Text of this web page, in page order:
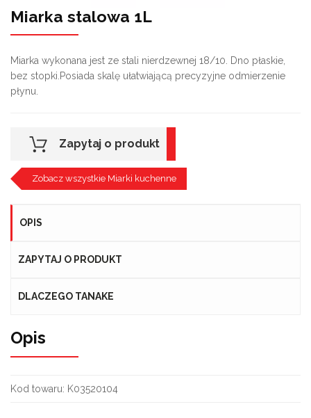
Miarka stalowa 1L
Miarka wykonana jest ze stali nierdzewnej 18/10. Dno płaskie,
bez stopki.Posiada skalę ułatwiającą precyzyjne odmierzenie
płynu.
Zapytaj o produkt
Zobacz wszystkie Miarki kuchenne
OPIS
ZAPYTAJ O PRODUKT
DLACZEGO TANAKE
Opis
Kod towaru: K03520104